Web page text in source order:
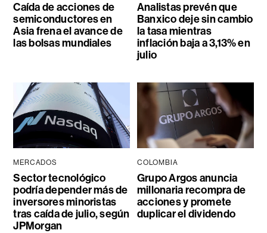
Caída de acciones de
semiconductores en
Asia frena el avance de
las bolsas mundiales
Analistas prevén que
Banxico deje sin cambio
la tasa mientras
inflación baja a 3,13% en
julio
MERCADOS
Sector tecnológico
podría depender más de
inversores minoristas
tras caída de julio, según
JPMorgan
COLOMBIA
Grupo Argos anuncia
millonaria recompra de
acciones y promete
duplicar el dividendo